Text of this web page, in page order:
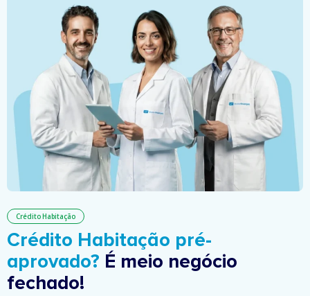
Crédito Habitação
Crédito Habitação pré-
aprovado? É meio negócio
fechado!